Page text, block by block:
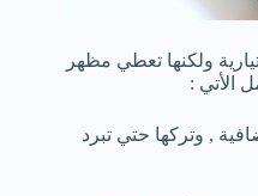
ولكنها تعطي مظهر
الأتي :
, وتركها حتي تبرد